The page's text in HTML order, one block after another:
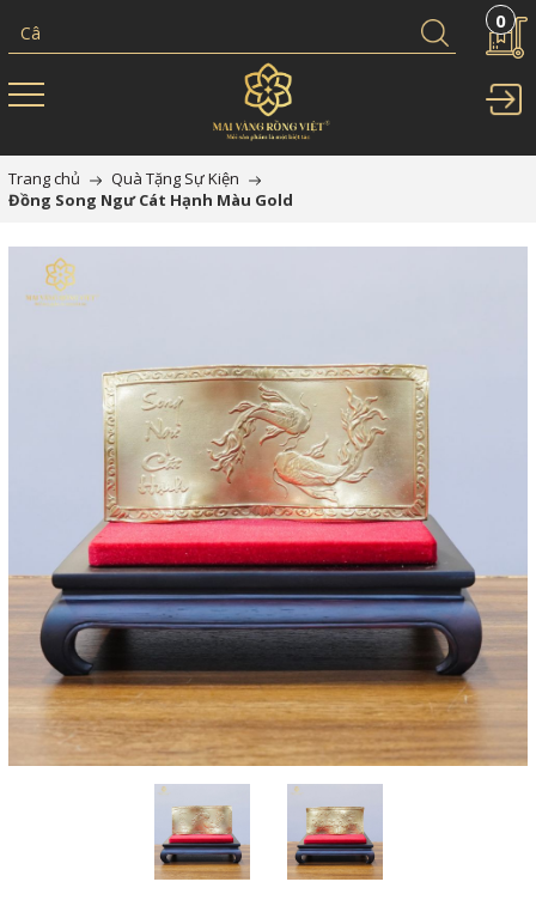
0
Trang chủ
Quà Tặng Sự Kiện
Đồng Song Ngư Cát Hạnh Màu Gold